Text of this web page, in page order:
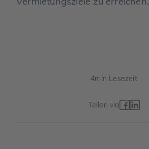
4min Lesezeit
Teilen via